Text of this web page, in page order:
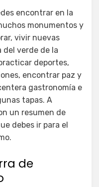
encontrar en la
monumentos y
vivir nuevas
del verde de la
deportes,
encontrar paz y
gastronomía e
tapas. A
un resumen de
debes ir para el
de